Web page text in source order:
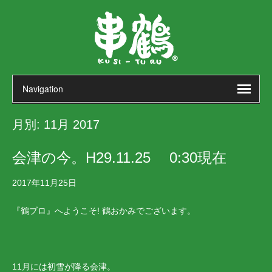
月別: 11月 2017
会津の今。H29.11.25 0:30現在
2017年11月25日
『鶴ブロ』へようこそ! 鶴おかみでございます。
11月には初雪が降る会津。